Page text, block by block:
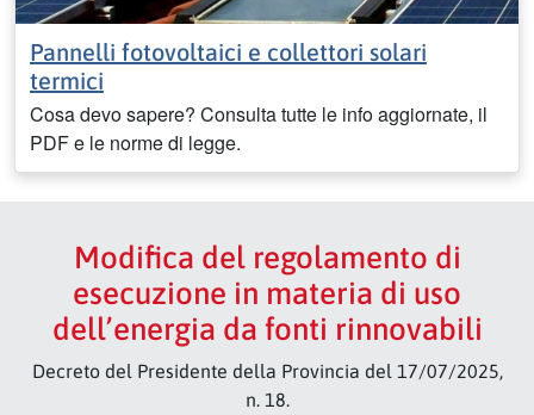
Pannelli fotovoltaici e collettori solari
termici
Cosa devo sapere? Consulta tutte le info aggiornate, il
PDF e le norme di legge.
Modifica del regolamento di
esecuzione in materia di uso
dell’energia da fonti rinnovabili
Decreto del Presidente della Provincia del 17/07/2025,
n. 18.